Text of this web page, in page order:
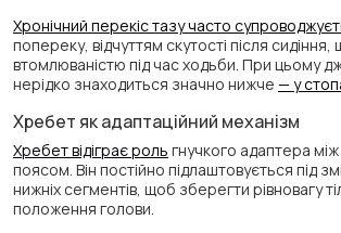
Хронічний перекіс тазу часто
попереку, відчуттям скутості після
втомлюваністю під час ходьби. При цьому
нерідко знаходиться значно нижче — у
Хребет як адаптаційний механізм
Хребет відіграє роль гнучкого адаптера
поясом. Він постійно підлаштовується під
нижніх сегментів, щоб зберегти рівновагу
положення голови.